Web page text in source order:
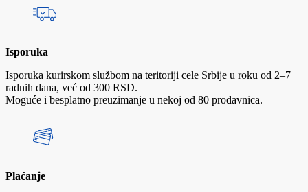
Isporuka
Isporuka kurirskom službom na teritoriji cele Srbije u roku od 2–7
radnih dana, već od 300 RSD.
Moguće i besplatno preuzimanje u nekoj od 80 prodavnica.
Plaćanje